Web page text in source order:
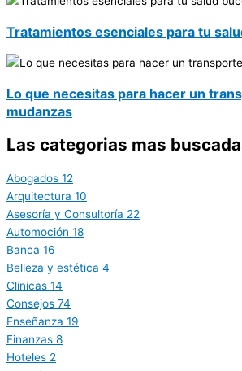
Tratamientos esenciales para tu
Lo que necesitas para hacer un
mudanzas
Las categorias mas
Abogados 12
Arquitectura 10
Asesoría y Consultoría 22
Automoción 18
Banca 16
Belleza y estética 4
Clinicas 14
Consejos 74
Enseñanza 19
Finanzas 8
Hoteles 2